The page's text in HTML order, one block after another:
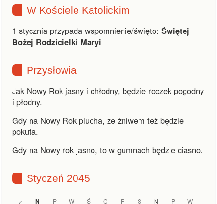
W Kościele Katolickim
1 stycznia przypada wspomnienie/święto: Świętej
Bożej Rodzicielki Maryi
Przysłowia
Jak Nowy Rok jasny i chłodny, będzie roczek pogodny
i płodny.
Gdy na Nowy Rok plucha, ze żniwem też będzie
pokuta.
Gdy na Nowy rok jasno, to w gumnach będzie ciasno.
Styczeń 2045
< N P W Ś C P S N P W